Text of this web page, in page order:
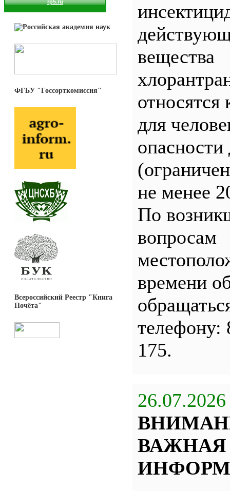
ФГБУ "Госсорткомиссия"
Всероссийский Реестр "Книга
Почёта"
вещества
относятся
для
опасности
не менее
По
вопросам
времени
телефону:
175.
26.07.2026
ВАЖНАЯ